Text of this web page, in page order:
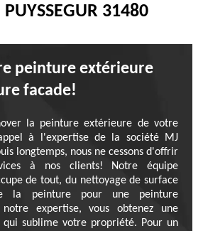
PUYSSEGUR 31480
peinture extérieure
facade!
la peinture extérieure de votre
à l'expertise de la société MJ
longtemps, nous ne cessons d'offrir
à nos clients! Notre équipe
de tout, du nettoyage de surface
la peinture pour une peinture
notre expertise, vous obtenez une
sublime votre propriété. Pour un